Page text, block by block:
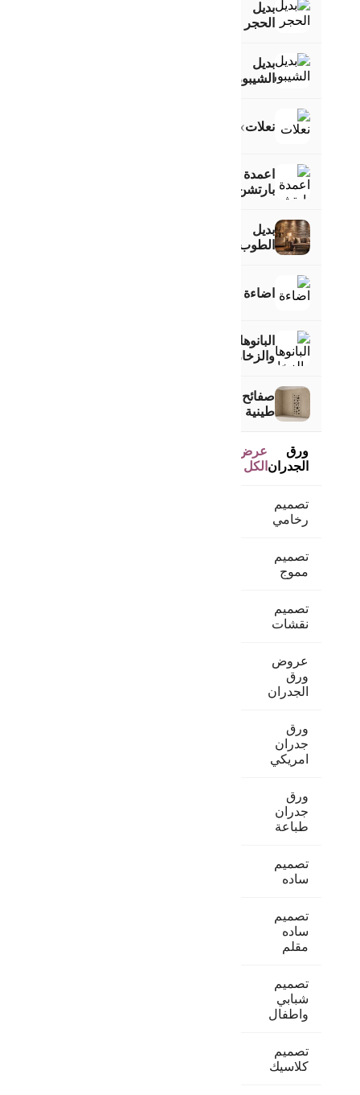
بديل
الحجر
بديل
الشيبورد
نعلات›
اعمدة
بارتشن
بديل
الطوب
اضاءة
البانوهات
والزخارف
صفائح
طينية
ورق
الجدران
عرض
الكل
تصميم
رخامي
تصميم
مموج
تصميم
نقشات
عروض
ورق
الجدران
ورق
جدران
امريكي
ورق
جدران
طباعة
تصميم
ساده
تصميم
ساده
مقلم
تصميم
شبابي
واطفال
تصميم
كلاسيك